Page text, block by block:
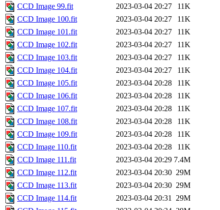
CCD Image 99.fit
2023-03-04 20:27
11K
CCD Image 100.fit
2023-03-04 20:27
11K
CCD Image 101.fit
2023-03-04 20:27
11K
CCD Image 102.fit
2023-03-04 20:27
11K
CCD Image 103.fit
2023-03-04 20:27
11K
CCD Image 104.fit
2023-03-04 20:27
11K
CCD Image 105.fit
2023-03-04 20:28
11K
CCD Image 106.fit
2023-03-04 20:28
11K
CCD Image 107.fit
2023-03-04 20:28
11K
CCD Image 108.fit
2023-03-04 20:28
11K
CCD Image 109.fit
2023-03-04 20:28
11K
CCD Image 110.fit
2023-03-04 20:28
11K
CCD Image 111.fit
2023-03-04 20:29 7.4M
CCD Image 112.fit
2023-03-04 20:30 29M
CCD Image 113.fit
2023-03-04 20:30 29M
CCD Image 114.fit
2023-03-04 20:31 29M